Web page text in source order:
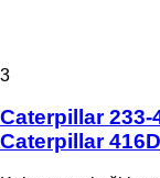
3
Caterpillar
Caterpillar 416D